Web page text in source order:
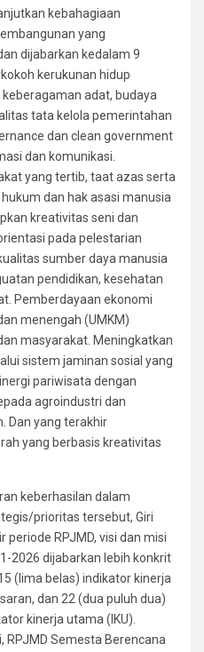
kebahagiaan
yang
dijabarkan kedalam 9
kerukunan hidup
adat, budaya
tata kelola pemerintahan
dan clean government
dan komunikasi.
yang tertib, taat azas serta
dan hak asasi manusia
kreativitas seni dan
pada pelestarian
sumber daya manusia
pendidikan, kesehatan
Pemberdayaan ekonomi
menengah (UMKM)
masyarakat. Meningkatkan
sistem jaminan sosial yang
pariwisata dengan
agroindustri dan
Dan yang terakhir
yang berbasis kreativitas
keberhasilan dalam
prioritas tersebut, Giri
RPJMD, visi dan misi
2026 dijabarkan lebih konkrit
(lima belas) indikator kinerja
dan 22 (dua puluh dua)
kinerja utama (IKU).
RPJMD Semesta Berencana